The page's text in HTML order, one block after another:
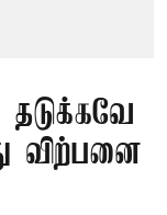
விற்பனை